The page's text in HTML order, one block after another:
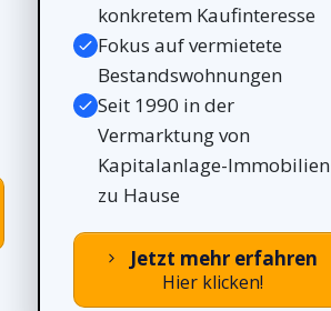
konkretem Kaufinteresse
Fokus auf vermietete
Bestandswohnungen
Seit 1990 in der
Vermarktung von
Kapitalanlage-Immobilien
zu Hause
Jetzt mehr erfahren
Hier klicken!